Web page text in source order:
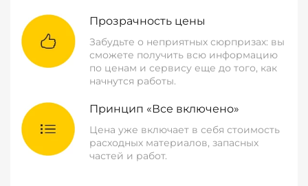
Прозрачность цены
Забудьте о неприятных сюрпризах: вы
сможете получить всю информацию
по ценам и сервису еще до того, как
начнутся работы.
Принцип «Все включено»
Цена уже включает в себя стоимость
расходных материалов, запасных
частей и работ.